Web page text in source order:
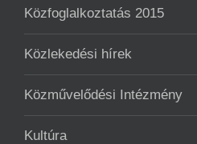
Közfoglalkoztatás 2015
Közlekedési hírek
Közművelődési Intézmény
Kultúra